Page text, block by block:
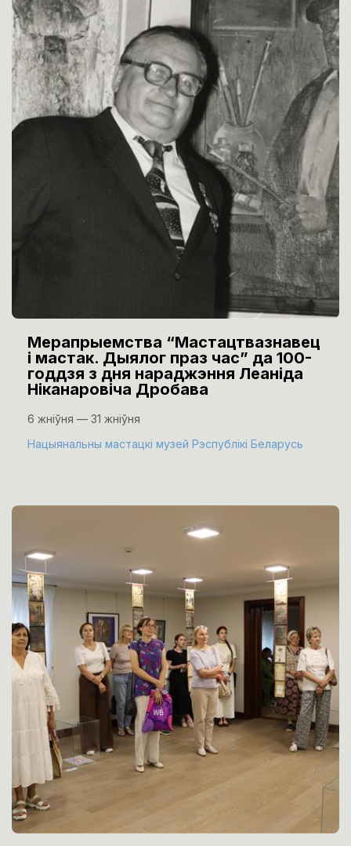
Мерапрыемства “Мастацтвазнавец
і мастак. Дыялог праз час” да 100-
годдзя з дня нараджэння Леаніда
Ніканаровіча Дробава
6 жніўня — 31 жніўня
Нацыянальны мастацкі музей Рэспублікі Беларусь